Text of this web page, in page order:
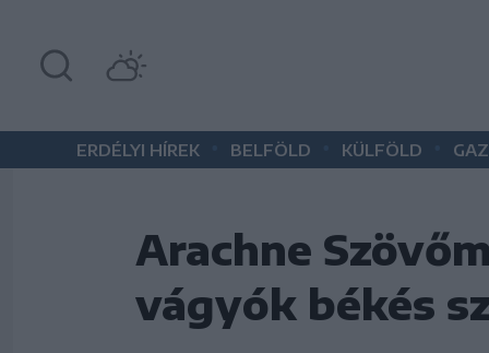
ERDÉLYI HÍREK BELFÖLD KÜLFÖLD
Arachne
vágyók békés